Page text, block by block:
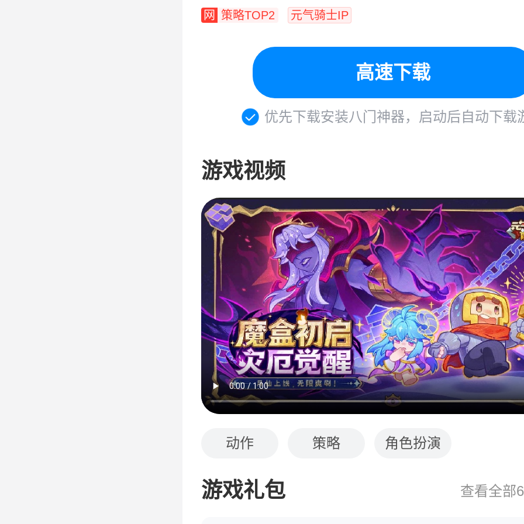
网 策略TOP2 元气骑士IP
高速下载
优先下载安装八门神器，启动后自动下载
游戏视频
动作 策略 角色扮演
游戏礼包 查看全部